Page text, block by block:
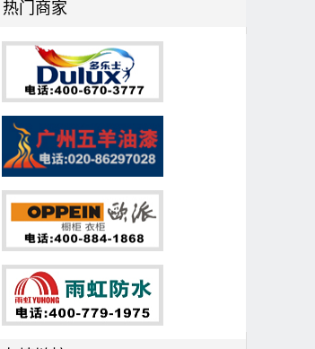
热门商家